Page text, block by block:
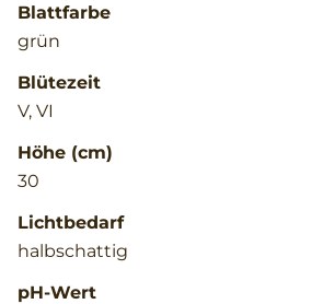
Blattfarbe
grün
Blütezeit
V, VI
Höhe (cm)
30
Lichtbedarf
halbschattig
pH-Wert